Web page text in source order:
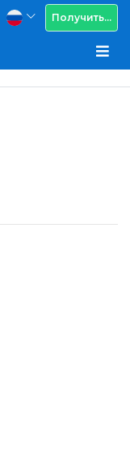
Получить...